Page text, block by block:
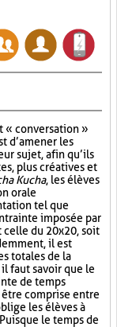
« conversation »
d’amener les
sujet, afin qu’ils
plus créatives et
Kucha, les élèves
orale
tel que
imposée par
celle du 20x20, soit
il est
totales de la
faut savoir que le
de temps
comprise entre
les élèves à
le temps de